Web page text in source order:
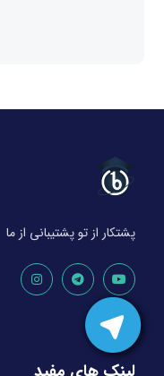
پشتکار از تو پشتیبانی از ما